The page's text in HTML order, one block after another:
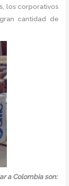
los corporativos
cantidad de
a Colombia son: